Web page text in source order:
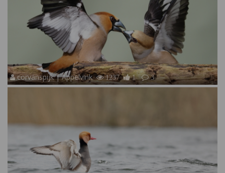
corvanspijk | Appelvink 1237 1 3